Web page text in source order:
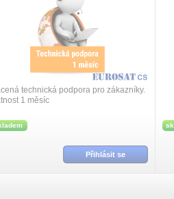
technická podpora pro zákazníky.
1 měsíc
Přihlásit se